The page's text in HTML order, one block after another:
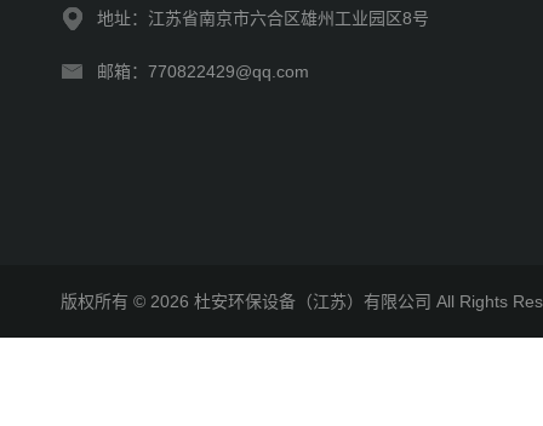
地址：江苏省南京市六合区雄州工业园区8号
邮箱：770822429@qq.com
版权所有 © 2026 杜安环保设备（江苏）有限公司 All Rights